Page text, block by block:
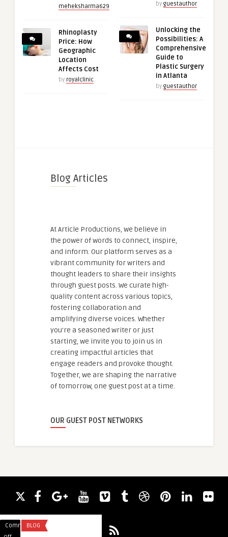
meheksharma629
Rhinoplasty
Price: How
Geographic
Location
Affects Cost
by royalclinic
by guestauthor
Unlocking the
Possibilities: A
Comprehensive
Guide to
Plastic Surgery
in Atlanta
by guestauthor
Blog Articles
At Article Productions, we believe in
the power of words to connect, inspire,
and inform. Our platform serves as a
vibrant community for writers and
thought leaders to share their insights
through guest posts. We curate high-
quality content across various topics,
fostering collaboration and
amplifying diverse voices. Whether
you're a seasoned writer or just
starting, we invite you to join us in
creating impactful articles that
engage readers and provoke thought.
Together, we are shaping the narrative
of tomorrow, one guest post at a time.
OUR GUEST POST NETWORKS